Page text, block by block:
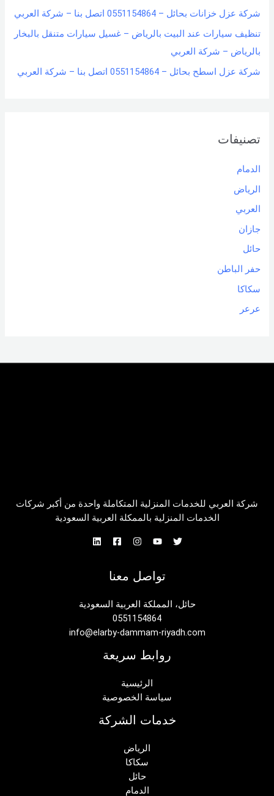
شركة عزل خزانات بحائل – 0551154864 اتصل بنا – شركة العربي
تنظيف سيارات عند البيت بالرياض – غسيل سيارات متنقل بالبخار
بالرياض – شركة العربي
شركة عزل اسطح بحائل – 0551154864 اتصل بنا – شركة العربي
تصنيفات
الدمام
الرياض
العربي
جازان
حائل
حفر الباطن
سكاكا
عرعر
شركة العربي للخدمات المنزلية المتكاملة واحدة من أكبر شركات
الخدمات المنزلية بالممكلة العربية السعودية
تواصل معنا
حائل، المملكة العربية السعودية
0551154864
info@elarby-dammam-riyadh.com
روابط سريعة
الرئيسية
سياسة الخصوصية
خدمات الشركة
الرياض
سكاكا
حائل
الدمام